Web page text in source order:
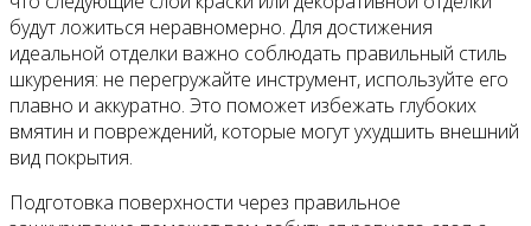
будут ложиться неравномерно. Для достижения
идеальной отделки важно соблюдать правильный стиль
шкурения: не перегружайте инструмент, используйте его
плавно и аккуратно. Это поможет избежать глубоких
вмятин и повреждений, которые могут ухудшить внешний
вид покрытия.
Подготовка поверхности через правильное